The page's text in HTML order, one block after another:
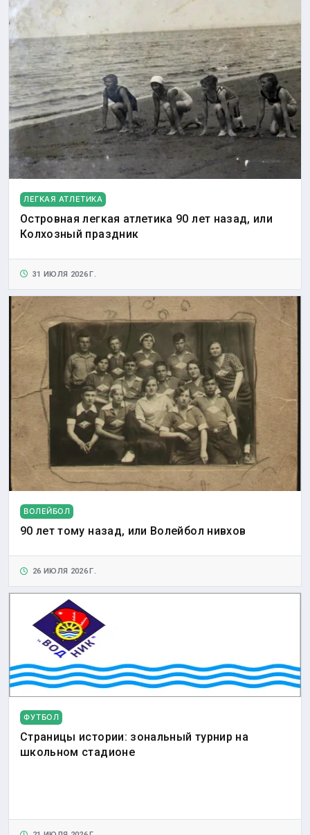
ЛЕГКАЯ АТЛЕТИКА
Островная легкая атлетика 90 лет назад, или
Колхозный праздник
31 ИЮЛЯ 2026 Г.
ВОЛЕЙБОЛ
90 лет тому назад, или Волейбол нивхов
26 ИЮЛЯ 2026 Г.
ФУТБОЛ
Страницы истории: зональный турнир на
школьном стадионе